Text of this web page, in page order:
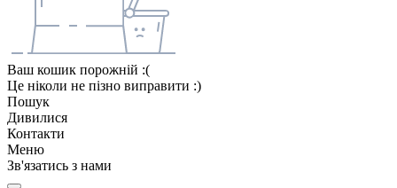
Ваш кошик порожній :(
Це ніколи не пізно виправити :)
Пошук
Дивилися
Контакти
Меню
Зв'язатись з нами